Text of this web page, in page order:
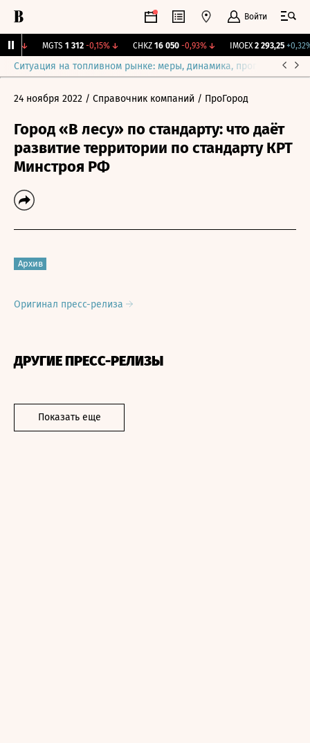
Войти
MGTS 1 312 -0,15%↓ CHKZ 16 050 -0,93%↓ IMOEX 2 293,25 +0,32%
Ситуация на топливном рынке: меры, динамика, прогнозы
24 ноября 2022 / Справочник компаний / ПроГород
Город «В лесу» по стандарту: что даёт
развитие территории по стандарту КРТ
Минстроя РФ
Архив
Оригинал пресс-релиза
ДРУГИЕ ПРЕСС-РЕЛИЗЫ
Показать еще